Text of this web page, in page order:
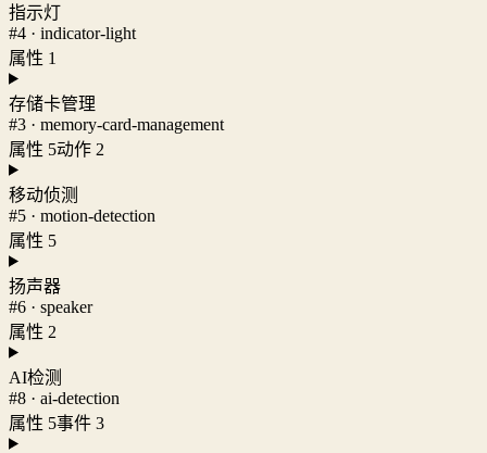
指示灯
#4 · indicator-light
属性 1
存储卡管理
#3 · memory-card-management
属性 5动作 2
移动侦测
#5 · motion-detection
属性 5
扬声器
#6 · speaker
属性 2
AI检测
#8 · ai-detection
属性 5事件 3